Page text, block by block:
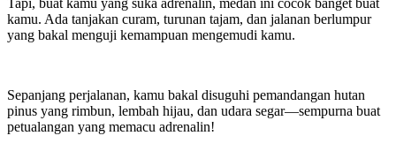
Tapi, buat kamu yang suka adrenalin, medan ini cocok banget buat
kamu. Ada tanjakan curam, turunan tajam, dan jalanan berlumpur
yang bakal menguji kemampuan mengemudi kamu.
Sepanjang perjalanan, kamu bakal disuguhi pemandangan hutan
pinus yang rimbun, lembah hijau, dan udara segar—sempurna buat
petualangan yang memacu adrenalin!